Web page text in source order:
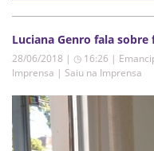
Luciana Genro fala
28/06/2018 | ◷ 16:26 |
Imprensa | Saiu na Imprensa